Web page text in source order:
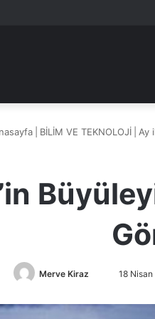
BİLİM VE TEKNOLOJİ Ay
Merve Kiraz
posta
18